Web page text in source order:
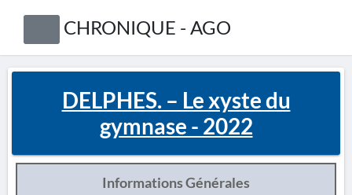
CHRONIQUE - AGO
DELPHES. – Le xyste du
gymnase - 2022
Informations Générales